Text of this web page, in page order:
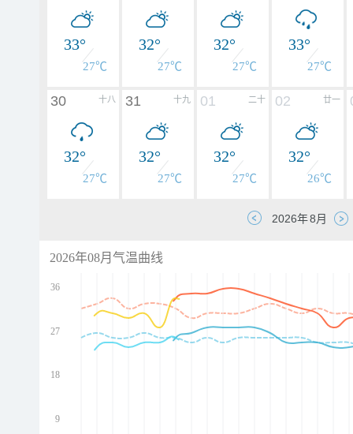
33°
27℃
32°
27℃
32°
27℃
33°
27℃
十八
30
32°
27℃
十九
31
32°
27℃
二十
01
32°
27℃
廿一
02
32°
26℃
2026年08月气温曲线
36
27
18
9